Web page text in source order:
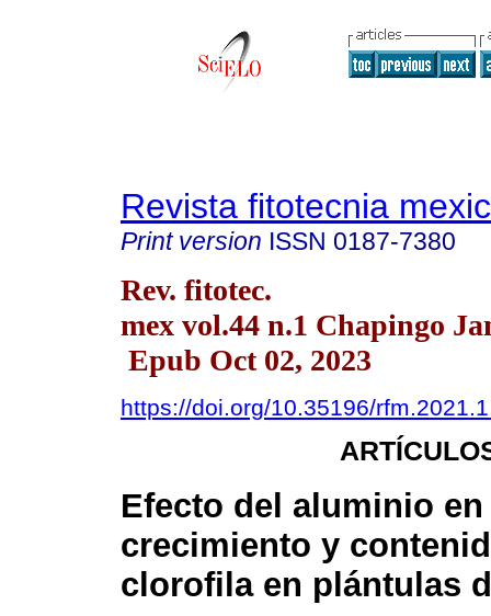
Revista fitotecnia
Print version ISSN 0187-7380
Rev. fitotec.
mex vol.44 n.1 Chapingo
Epub Oct 02, 2023
https://doi.org/10.35196/
Efecto del aluminio en
crecimiento y
clorofila en plántulas